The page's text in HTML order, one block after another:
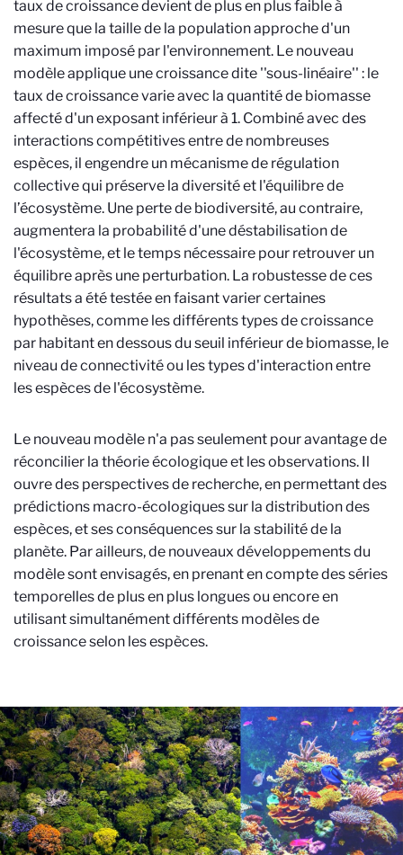
taux de croissance devient de plus en plus faible à
mesure que la taille de la population approche d'un
maximum imposé par l'environnement. Le nouveau
modèle applique une croissance dite ''sous-linéaire'' : le
taux de croissance varie avec la quantité de biomasse
affecté d'un exposant inférieur à 1. Combiné avec des
interactions compétitives entre de nombreuses
espèces, il engendre un mécanisme de régulation
collective qui préserve la diversité et l'équilibre de
l’écosystème. Une perte de biodiversité, au contraire,
augmentera la probabilité d'une déstabilisation de
l'écosystème, et le temps nécessaire pour retrouver un
équilibre après une perturbation. La robustesse de ces
résultats a été testée en faisant varier certaines
hypothèses, comme les différents types de croissance
par habitant en dessous du seuil inférieur de biomasse, le
niveau de connectivité ou les types d'interaction entre
les espèces de l'écosystème.
Le nouveau modèle n'a pas seulement pour avantage de
réconcilier la théorie écologique et les observations. Il
ouvre des perspectives de recherche, en permettant des
prédictions macro-écologiques sur la distribution des
espèces, et ses conséquences sur la stabilité de la
planète. Par ailleurs, de nouveaux développements du
modèle sont envisagés, en prenant en compte des séries
temporelles de plus en plus longues ou encore en
utilisant simultanément différents modèles de
croissance selon les espèces.